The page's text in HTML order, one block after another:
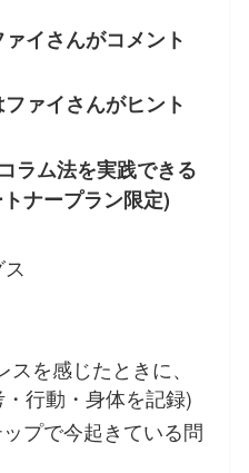
イさんがコメント
ァイさんがヒント
ラム法を実践できる
ナープラン限定)
を感じたときに、
行動・身体を記録)
プで今起きている問